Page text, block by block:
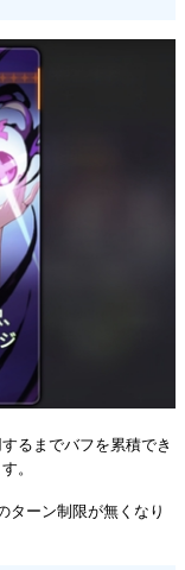
るまでバフを累積でき
。
ターン制限が無くなり